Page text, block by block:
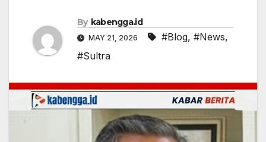
By kabengga.id
MAY 21, 2026 #Blog, #News,
#Sultra